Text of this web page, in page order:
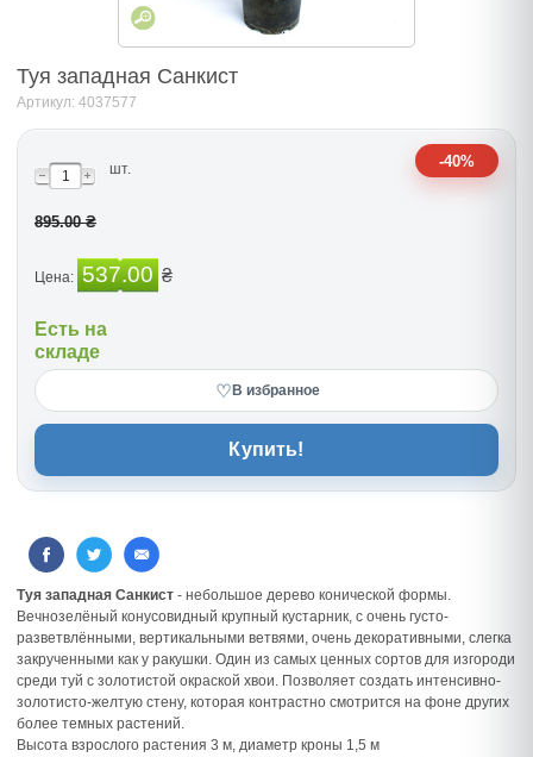
Туя западная Санкист
Артикул: 4037577
-40%
шт.
895.00 ₴
Цена: 537.00 ₴
Есть на
складе
♡ В избранное
Купить!
Туя западная Санкист - небольшое дерево конической формы.
Вечнозелёный конусовидный крупный кустарник, с очень густо-
разветвлёнными, вертикальными ветвями, очень декоративными, слегка
закрученными как у ракушки. Один из самых ценных сортов для изгороди
среди туй с золотистой окраской хвои. Позволяет создать интенсивно-
золотисто-желтую стену, которая контрастно смотрится на фоне других
более темных растений.
Высота взрослого растения 3 м, диаметр кроны 1,5 м